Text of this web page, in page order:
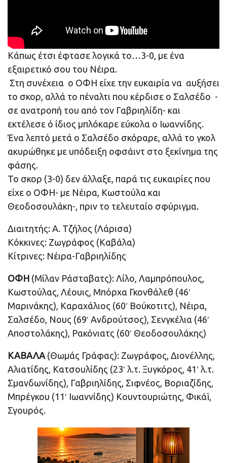
Κάπως έτσι έφτασε λογικά το…3-0, με ένα
εξαιρετικό σου του Νέιρα.
Στη συνέχεια ο ΟΦΗ είχε την ευκαιρία να αυξήσει
το σκορ, αλλά το πέναλτι που κέρδισε ο Σαλσέδο -
σε ανατροπή του από τον Γαβριηλίδη- και
εκτέλεσε ό ίδιος μπλόκαρε εύκολα ο Ιωαννίδης.
Ένα λεπτό μετά ο Σαλσέδο σκόραρε, αλλά το γκολ
ακυρώθηκε με υπόδειξη οφσάιντ στο ξεκίνημα της
φάσης.
Το σκορ (3-0) δεν άλλαξε, παρά τις ευκαιρίες που
είχε ο ΟΦΗ- με Νέιρα, Κωστούλα και
Θεοδοσουλάκη-, πριν το τελευταίο σφύριγμα.
Διαιτητής: Α. Τζήλος (Λάρισα)
Κόκκινες: Ζωγράφος (Καβάλα)
Κίτρινες: Νέιρα-Γαβριηλίδης
ΟΦΗ (Μίλαν Ράσταβατς): Λίλο, Λαμπρόπουλος,
Κωστούλας, Λέουις, Μπόρχα Γκονθάλεθ (46′
Μαρινάκης), Καραχάλιος (60′ Βούκοτιτς), Νέιρα,
Σαλσέδο, Νους (69′ Ανδρούτσος), Σενγκέλια (46′
Αποστολάκης), Ρακόνιατς (60′ Θεοδοσουλάκης)
ΚΑΒΑΛΑ(Θωμάς Γράφας): Ζωγράφος, Διονέλλης,
Αλιατίδης, Κατσουλίδης (23′ λ.τ. Ξυγκόρος, 41′ λ.τ.
Σμανδωνίδης), Γαβριηλίδης, Σιφνέος, Βοριαζίδης,
Μπρέγκου (11′ Ιωαννίδης) Κουντουριώτης, Φικάϊ,
Σγουρός.